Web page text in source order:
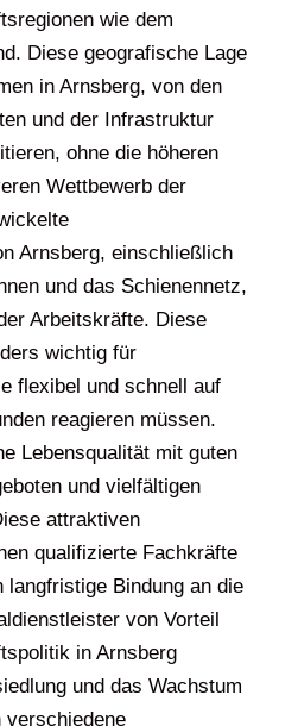
wie dem
Diese geografische Lage
in Arnsberg, von den
und der Infrastruktur
ohne die höheren
Wettbewerb der
Arnsberg, einschließlich
und das Schienennetz,
Arbeitskräfte. Diese
wichtig für
flexibel und schnell auf
reagieren müssen.
Lebensqualität mit guten
und vielfältigen
attraktiven
qualifizierte Fachkräfte
langfristige Bindung an die
von Vorteil
in Arnsberg
und das Wachstum
verschiedene